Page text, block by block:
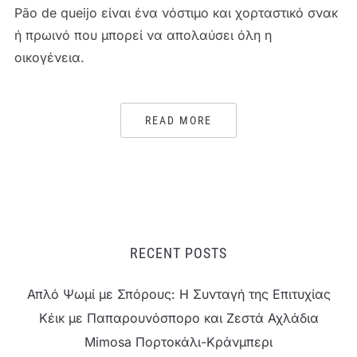
Pão de queijo είναι ένα νόστιμο και χορταστικό σνακ
ή πρωινό που μπορεί να απολαύσει όλη η
οικογένεια.
READ MORE
RECENT POSTS
Απλό Ψωμί με Σπόρους: Η Συνταγή της Επιτυχίας
Κέικ με Παπαρουνόσπορο και Ζεστά Αχλάδια
Mimosa Πορτοκάλι-Κράνμπερι